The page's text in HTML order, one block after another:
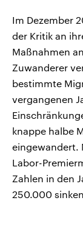
Im Dezember
der Kritik an
Maßnahmen
Zuwanderer
bestimmte
vergangenen
knappe halbe
eingewandert.
Labor-
Zahlen in den
250.000